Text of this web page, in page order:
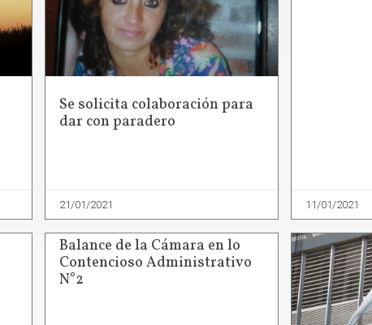
Se solicita colaboración para
dar con paradero
21/01/2021 11/01/2021
Balance de la Cámara en lo
Contencioso Administrativo
N°2